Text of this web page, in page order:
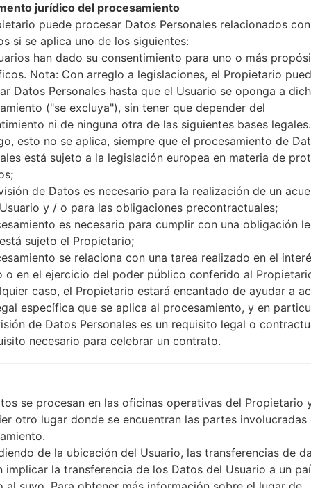
8GB
microSD, hasta 32 GB (ranura
Red y Datos
1 Micro-SIM
GSM 850/900/1800/1900 MHz
HSDPA 850/900/1900/2100
LTE band 1(2100), 3(1800),
-
GPRS/EDGE
Pantalla
5.0 pulgadas (~66.4%
IPS LCD pantalla tactil
480 x 854 píxeles (~196
16M colores
Batería y Teclado
-
Interfaces
3.5mm jack
versión 4.0, A2DP, LE
No
A-GPS
Wi-Fi802.11b/g/n, Wi-Fi Direct,
jurídico del procesamiento
puede procesar Datos Personales relacionados
si se aplica uno de los siguientes:
han dado su consentimiento para uno o más
Nota: Con arreglo a legislaciones, el Propietario
Datos Personales hasta que el Usuario se oponga a
("se excluya"), sin tener que depender del
ni de ninguna otra de las siguientes bases
esto no se aplica, siempre que el procesamiento de
está sujeto a la legislación europea en materia de
de Datos es necesario para la realización de un
y / o para las obligaciones precontractuales;
es necesario para cumplir con una obligación
sujeto el Propietario;
se relaciona con una tarea realizado en el
o en el ejercicio del poder público conferido al
caso, el Propietario estará encantado de ayudar a
específica que se aplica al procesamiento, y en
de Datos Personales es un requisito legal o
necesario para celebrar un contrato.
se procesan en las oficinas operativas del Propietario
otro lugar donde se encuentran las partes involucradas
de la ubicación del Usuario, las transferencias de
implicar la transferencia de los Datos del Usuario a un